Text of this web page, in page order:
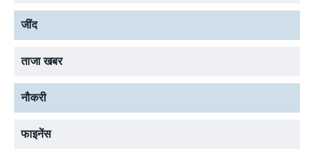
जींद
ताजा खबर
नौकरी
फाइनेंस